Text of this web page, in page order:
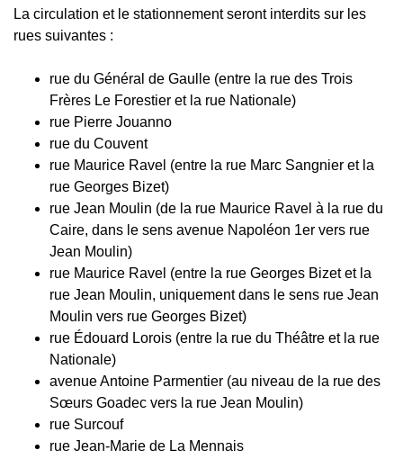
La circulation et le stationnement seront interdits sur les
rues suivantes :
rue du Général de Gaulle (entre la rue des Trois
Frères Le Forestier et la rue Nationale)
rue Pierre Jouanno
rue du Couvent
rue Maurice Ravel (entre la rue Marc Sangnier et la
rue Georges Bizet)
rue Jean Moulin (de la rue Maurice Ravel à la rue du
Caire, dans le sens avenue Napoléon 1er vers rue
Jean Moulin)
rue Maurice Ravel (entre la rue Georges Bizet et la
rue Jean Moulin, uniquement dans le sens rue Jean
Moulin vers rue Georges Bizet)
rue Édouard Lorois (entre la rue du Théâtre et la rue
Nationale)
avenue Antoine Parmentier (au niveau de la rue des
Sœurs Goadec vers la rue Jean Moulin)
rue Surcouf
rue Jean-Marie de La Mennais